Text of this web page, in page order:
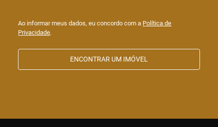
Ao informar meus dados, eu concordo com a Política de
Privacidade.
ENCONTRAR UM IMÓVEL